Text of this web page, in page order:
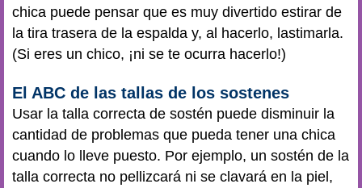
chica puede pensar que es muy divertido estirar de
la tira trasera de la espalda y, al hacerlo, lastimarla.
(Si eres un chico, ¡ni se te ocurra hacerlo!)
El ABC de las tallas de los sostenes
Usar la talla correcta de sostén puede disminuir la
cantidad de problemas que pueda tener una chica
cuando lo lleve puesto. Por ejemplo, un sostén de la
talla correcta no pellizcará ni se clavará en la piel,